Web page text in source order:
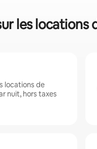
les locations
locations de
nuit, hors taxes